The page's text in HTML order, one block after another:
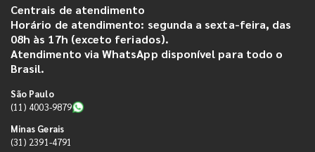
Centrais de atendimento
Horário de atendimento: segunda a sexta-feira, das
08h às 17h (exceto feriados).
Atendimento via WhatsApp disponível para todo o
Brasil.
São Paulo
(11) 4003-9879
Minas Gerais
(31) 2391-4791